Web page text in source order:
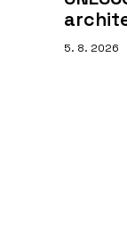
5. 8. 2026